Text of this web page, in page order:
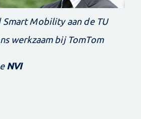
Mobility aan de TU
werkzaam bij TomTom
NVI